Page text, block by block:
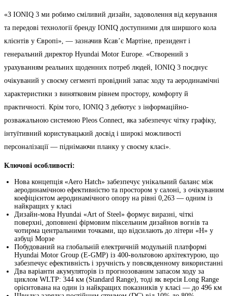
«З IONIQ 3 ми робимо сміливий дизайн, задоволення від керування
та передові технології бренду IONIQ доступними для ширшого кола
клієнтів у Європі», — зазначив Ксав’є Мартіне, президент і
генеральний директор Hyundai Motor Europe. «Створений з
урахуванням реальних щоденних потреб людей, IONIQ 3 поєднує
очікуваний у своєму сегменті провідний запас ходу та аеродинамічні
характеристики з винятковим рівнем простору, комфорту й
практичності. Крім того, IONIQ 3 дебютує з інформаційно-
розважальною системою Pleos Connect, яка забезпечує чітку графіку,
інтуїтивний користувацький досвід і широкі можливості
персоналізації — піднімаючи планку у своєму класі».
Ключові особливості:
Нова концепція «Aero Hatch» забезпечує унікальний баланс між
аеродинамічною ефективністю та простором у салоні, з очікуваним
коефіцієнтом аеродинамічного опору на рівні 0,263 — одним із
найкращих у класі
Дизайн-мова Hyundai «Art of Steel» формує виразні, чіткі
поверхні, доповнені фірмовим піксельним дизайнов вогнів та
чотирма центральними точками, що відсилають до літери «H» у
азбуці Морзе
Побудований на глобальній електричній модульній платформі
Hyundai Motor Group (E-GMP) із 400-вольтовою архітектурою, що
забезпечує ефективність і зручність у повсякденному використанні
Два варіанти акумуляторів із прогнозованим запасом ходу за
циклом WLTP: 344 км (Standard Range), тоді як версія Long Range
орієнтована на один із найкращих показників у класі — до 496 км